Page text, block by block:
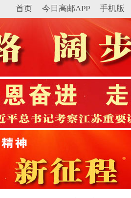
首页 今日高邮APP 手机版